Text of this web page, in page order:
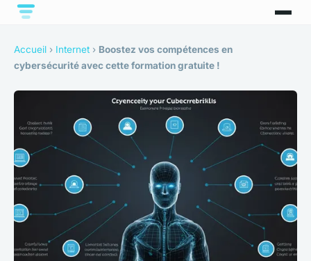
Accueil › Internet › Boostez vos compétences en
cybersécurité avec cette formation gratuite !